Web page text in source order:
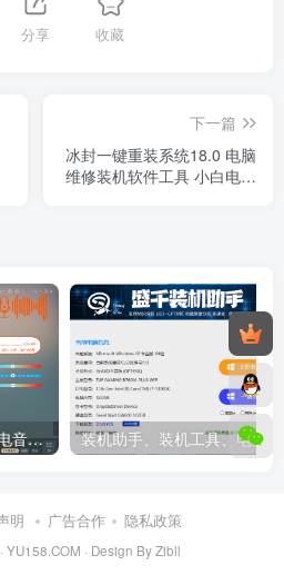
分享 收藏
下一篇
冰封一键重装系统18.0 电脑
维修装机软件工具 小白电脑
【免费下载】浪音全自动电音助手 自动识别基调 一键升降调 消除伴奏 直播跟唱功能 修音辅助工具
明 广告合作 隐私政策
YU158.COM · Design By Zibll